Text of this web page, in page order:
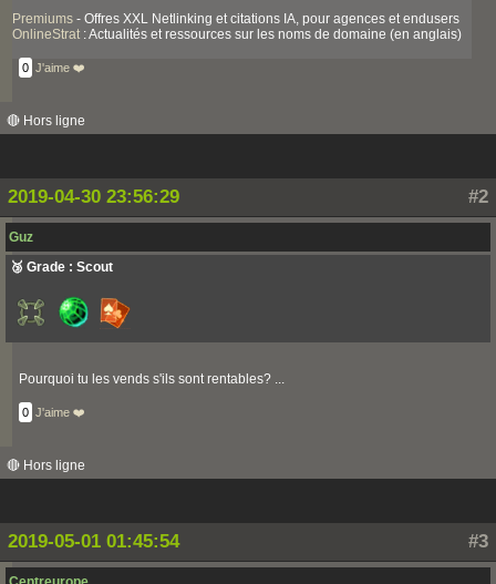
Premiums - Offres XXL Netlinking et citations IA, pour agences et endusers
OnlineStrat : Actualités et ressources sur les noms de domaine (en anglais)
0 J'aime ❤️
🔴 Hors ligne
#2
2019-04-30 23:56:29
Guz
🥉 Grade : Scout
Pourquoi tu les vends s'ils sont rentables? ...
0 J'aime ❤️
🔴 Hors ligne
#3
2019-05-01 01:45:54